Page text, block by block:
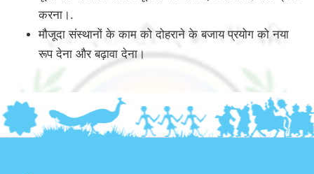
करना।.
मौजूदा संस्थानों के काम को दोहराने के बजाय प्रयोग को नया
रूप देना और बढ़ावा देना।